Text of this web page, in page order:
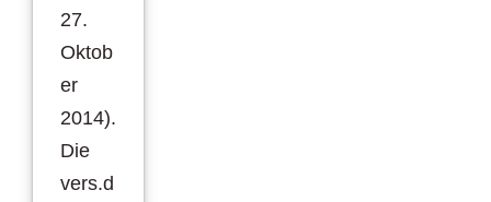
27.
Oktob
er
2014).
Die
vers.d